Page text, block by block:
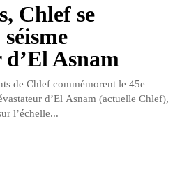
Chlef se
Asnam
de Chlef commémorent le 45e
d’El Asnam (actuelle Chlef),
l’échelle...